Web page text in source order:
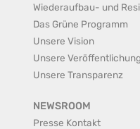
Wiederaufbau- und
Das Grüne Programm
Unsere Vision
Unsere
Unsere Transparenz
NEWSROOM
Presse Kontakt